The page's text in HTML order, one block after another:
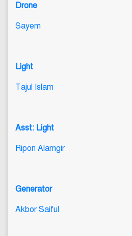
Drone
Sayem
Light
Tajul Islam
Asst: Light
Ripon Alamgir
Generator
Akbor Saiful